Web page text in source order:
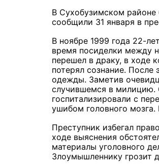
В Сухобузимском районе
сообщили 31 января в
В ноябре 1999 года 22-
время посиделки между
перешел в драку, в ходе
потерял сознание. После
одежды. Заметив
случившемся в милицию.
госпитализировали с
ушибом головного мозга.
Преступник избегал
ходе выяснения
материалы уголовного
Злоумышленнику грозит